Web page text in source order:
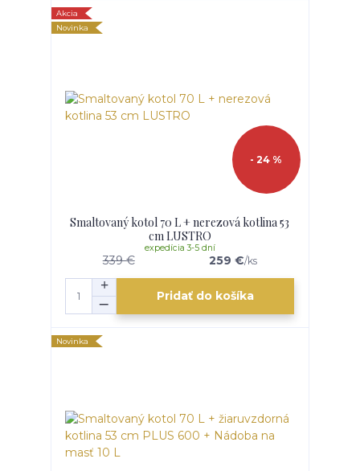
Akcia
Novinka
- 24 %
Smaltovaný kotol 70 L + nerezová kotlina 53
cm LUSTRO
339 € 259 €/ks
expedícia 3-5 dní
Pridať do košíka
Novinka